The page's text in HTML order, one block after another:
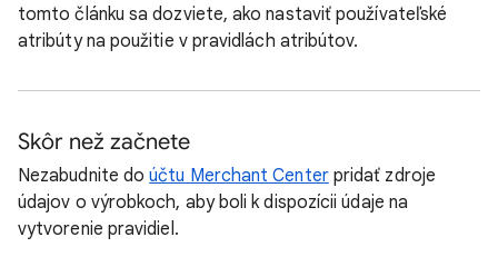
tomto článku sa dozviete, ako nastaviť používateľské
atribúty na použitie v pravidlách atribútov.
Skôr než začnete
Nezabudnite doúčtu Merchant Centerpridať zdroje
údajov o výrobkoch, aby boli k dispozícii údaje na
vytvorenie pravidiel.